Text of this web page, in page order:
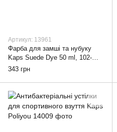
Артикул: 13961
Фарба для замші та нубуку
Kaps Suede Dye 50 ml, 102-
dark-lilac
343 грн